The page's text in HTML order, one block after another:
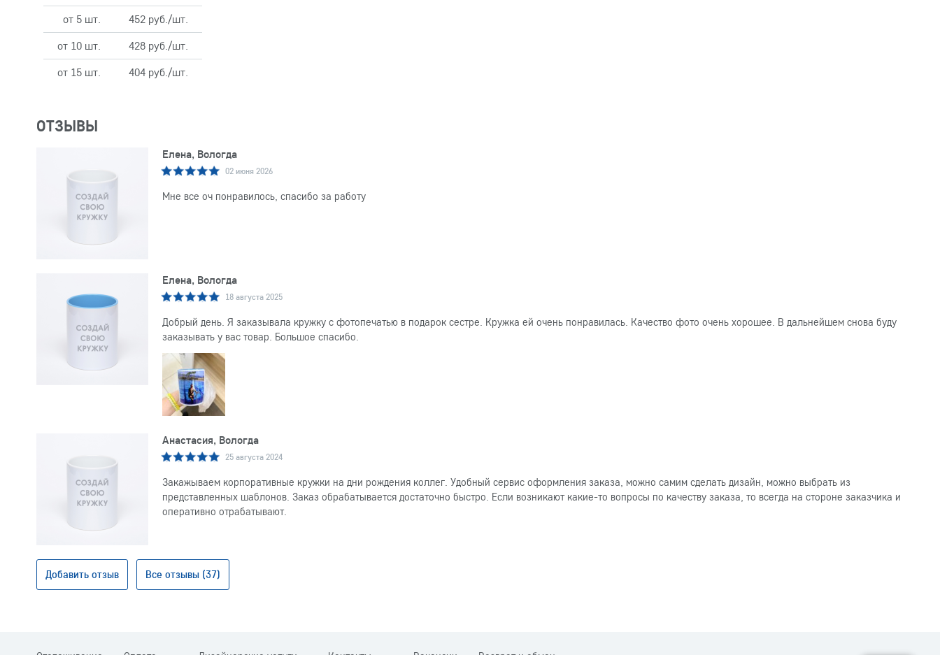
от 5 шт.
452 руб./шт.
от 10 шт.
428 руб./шт.
от 15 шт.
404 руб./шт.
ОТЗЫВЫ
Елена, Вологда
02 июня 2026
Мне все оч понравилось, спасибо за работу
Елена, Вологда
18 августа 2025
Добрый день. Я заказывала кружку с фотопечатью в подарок сестре. Кружка ей очень понравилась. Качество фото очень хорошее. В дальнейшем снова буду
заказывать у вас товар. Большое спасибо.
Анастасия, Вологда
25 августа 2024
Закажываем корпоративные кружки на дни рождения коллег. Удобный сервис оформления заказа, можно самим сделать дизайн, можно выбрать из
представленных шаблонов. Заказ обрабатывается достаточно быстро. Если возникают какие-то вопросы по качеству заказа, то всегда на стороне заказчика и
оперативно отрабатывают.
Добавить отзыв Все отзывы (37)